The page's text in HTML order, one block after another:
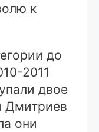
к
до
2011
двое
Дмитриев
они